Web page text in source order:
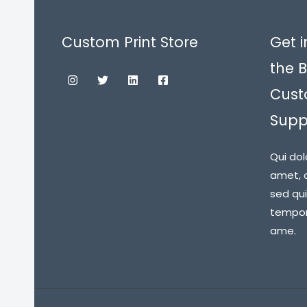
Custom Print Store
Get
the
Qui
amet,
sed
ame.